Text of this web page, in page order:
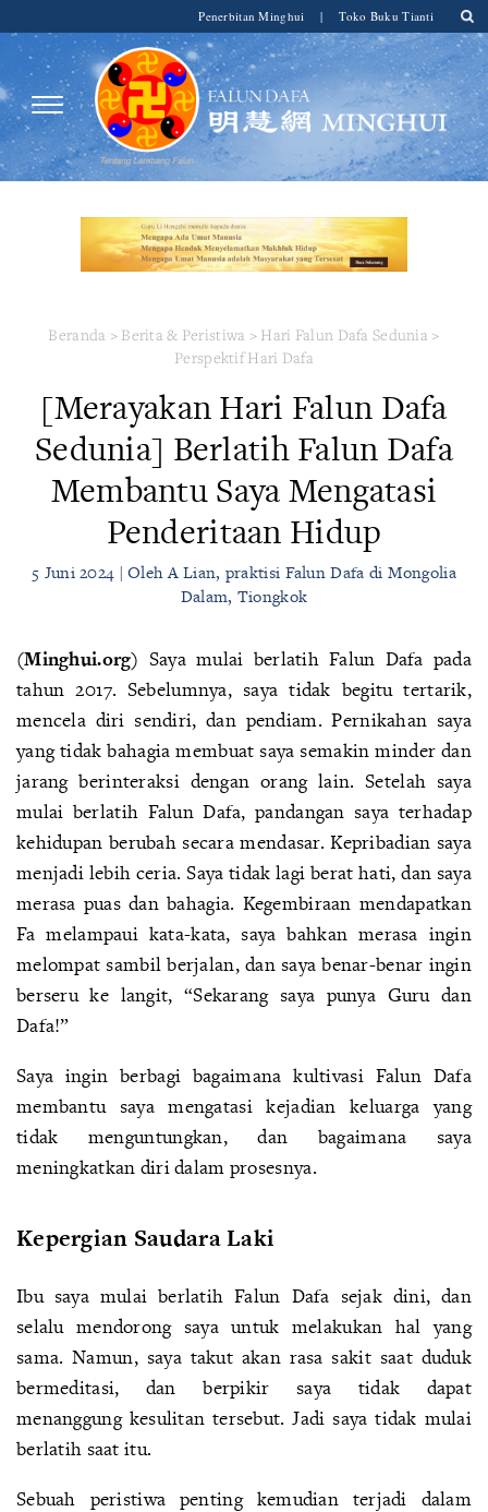
Penerbitan Minghui | Toko Buku Tianti
Beranda > Berita & Peristiwa > Hari Falun Dafa Sedunia >
Perspektif Hari Dafa
[Merayakan Hari Falun Dafa
Sedunia] Berlatih Falun Dafa
Membantu Saya Mengatasi
Penderitaan Hidup
5 Juni 2024 | Oleh A Lian, praktisi Falun Dafa di Mongolia
Dalam, Tiongkok
(Minghui.org) Saya mulai berlatih Falun Dafa pada
tahun 2017. Sebelumnya, saya tidak begitu tertarik,
mencela diri sendiri, dan pendiam. Pernikahan saya
yang tidak bahagia membuat saya semakin minder dan
jarang berinteraksi dengan orang lain. Setelah saya
mulai berlatih Falun Dafa, pandangan saya terhadap
kehidupan berubah secara mendasar. Kepribadian saya
menjadi lebih ceria. Saya tidak lagi berat hati, dan saya
merasa puas dan bahagia. Kegembiraan mendapatkan
Fa melampaui kata-kata, saya bahkan merasa ingin
melompat sambil berjalan, dan saya benar-benar ingin
berseru ke langit, “Sekarang saya punya Guru dan
Dafa!”
Saya ingin berbagi bagaimana kultivasi Falun Dafa
membantu saya mengatasi kejadian keluarga yang
tidak menguntungkan, dan bagaimana saya
meningkatkan diri dalam prosesnya.
Kepergian Saudara Laki
Ibu saya mulai berlatih Falun Dafa sejak dini, dan
selalu mendorong saya untuk melakukan hal yang
sama. Namun, saya takut akan rasa sakit saat duduk
bermeditasi, dan berpikir saya tidak dapat
menanggung kesulitan tersebut. Jadi saya tidak mulai
berlatih saat itu.
Sebuah peristiwa penting kemudian terjadi dalam